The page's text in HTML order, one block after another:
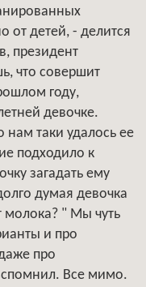
от детей, - делится
президент
что совершит
году,
девочке.
нам таки удалось ее
подходило к
загадать ему
думая девочка
молока? " Мы чуть
и про
про
Все мимо.